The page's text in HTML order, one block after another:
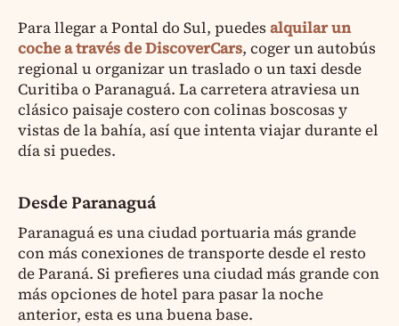
Para llegar a Pontal do Sul, puedes alquilar un
coche a través de DiscoverCars, coger un autobús
regional u organizar un traslado o un taxi desde
Curitiba o Paranaguá. La carretera atraviesa un
clásico paisaje costero con colinas boscosas y
vistas de la bahía, así que intenta viajar durante el
día si puedes.
Desde Paranaguá
Paranaguá es una ciudad portuaria más grande
con más conexiones de transporte desde el resto
de Paraná. Si prefieres una ciudad más grande con
más opciones de hotel para pasar la noche
anterior, esta es una buena base.